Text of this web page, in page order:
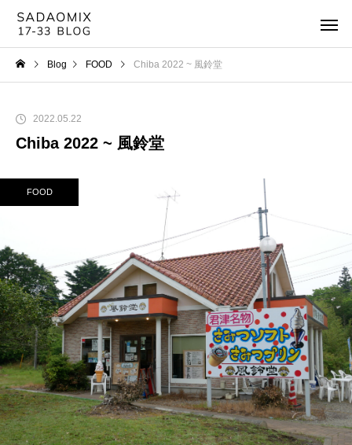
Blog FOOD Chiba 2022 ~ 風鈴堂
2022.05.22
Chiba 2022 ~ 風鈴堂
FOOD